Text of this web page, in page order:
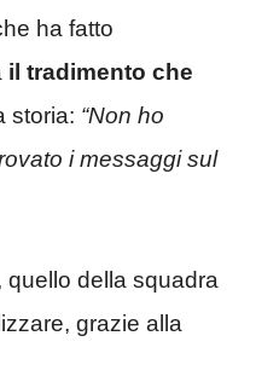
ha fatto
il tradimento che
storia: “Non ho
i messaggi sul
quello della squadra
grazie alla